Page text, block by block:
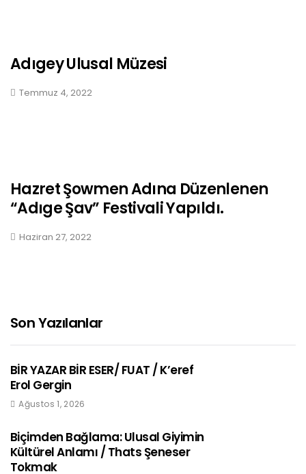
Adıgey Ulusal Müzesi
Temmuz 4, 2022
Hazret Şowmen Adına Düzenlenen
“Adıge Şav” Festivali Yapıldı.
Haziran 27, 2022
Son Yazılanlar
BİR YAZAR BİR ESER/ FUAT / K’eref
Erol Gergin
Ağustos 1, 2026
Biçimden Bağlama: Ulusal Giyimin
Kültürel Anlamı / Thats Şeneser
Tokmak